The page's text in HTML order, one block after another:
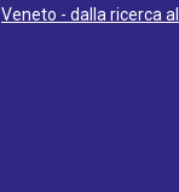
Veneto - dalla ricerca